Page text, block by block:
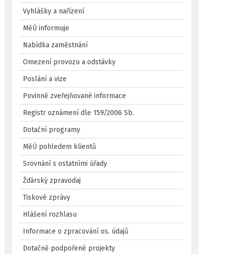
Vyhlášky a nařízení
MěÚ informuje
Nabídka zaměstnání
Omezení provozu a odstávky
Poslání a vize
Povinně zveřejňované informace
Registr oznámení dle 159/2006 Sb.
Dotační programy
MěÚ pohledem klientů
Srovnání s ostatními úřady
Žďárský zpravodaj
Tiskové zprávy
Hlášení rozhlasu
Informace o zpracování os. údajů
Dotačně podpořené projekty